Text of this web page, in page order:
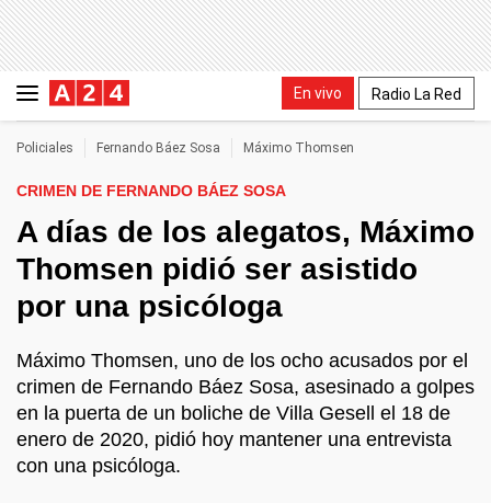
En vivo Radio La Red
Policiales Fernando Báez Sosa Máximo Thomsen
CRIMEN DE FERNANDO BÁEZ SOSA
A días de los alegatos, Máximo
Thomsen pidió ser asistido
por una psicóloga
Máximo Thomsen, uno de los ocho acusados por el
crimen de Fernando Báez Sosa, asesinado a golpes
en la puerta de un boliche de Villa Gesell el 18 de
enero de 2020, pidió hoy mantener una entrevista
con una psicóloga.